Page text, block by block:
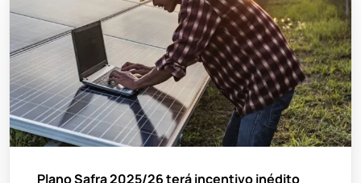
Plano Safra 2025/26 terá incentivo inédito